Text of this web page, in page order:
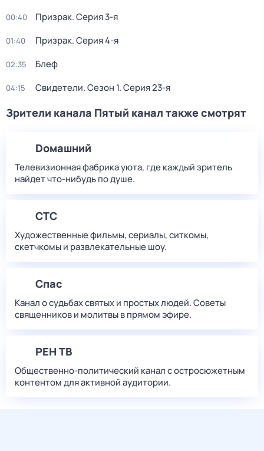
00:40 Призрак. Серия 3-я
01:40 Призрак. Серия 4-я
02:35 Блеф
04:15 Свидетели. Сезон 1. Серия 23-я
Зрители канала Пятый канал также смотрят
Dомашний
Телевизионная фабрика уюта, где каждый зритель
найдет что‑нибудь по душе.
СТС
Художественные фильмы, сериалы, ситкомы,
скетчкомы и развлекательные шоу.
Спас
Канал о судьбах святых и простых людей. Советы
священников и молитвы в прямом эфире.
РЕН ТВ
Общественно-политический канал с остросюжетным
контентом для активной аудитории.